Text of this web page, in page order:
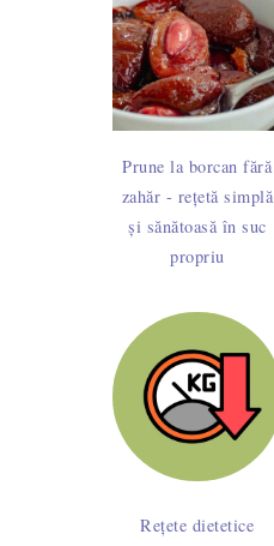
Prune la borcan fără
zahăr - rețetă simplă
și sănătoasă în suc
propriu
Rețete dietetice